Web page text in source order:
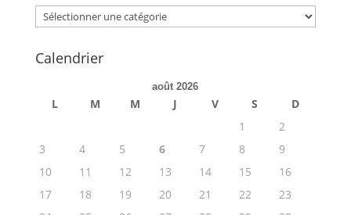
Categories
Calendrier
août 2026
L M M J V S
D
1
2
3
4 5 6 7 8
9
10
11 12 13 14 15
16
17
18 19 20 21 22
23